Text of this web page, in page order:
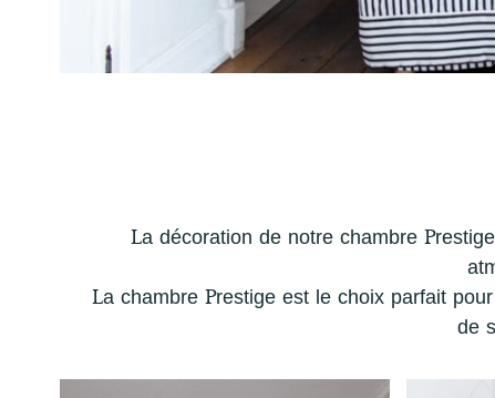
La décoration de notre chambre
La chambre Prestige est le choix parfait
de